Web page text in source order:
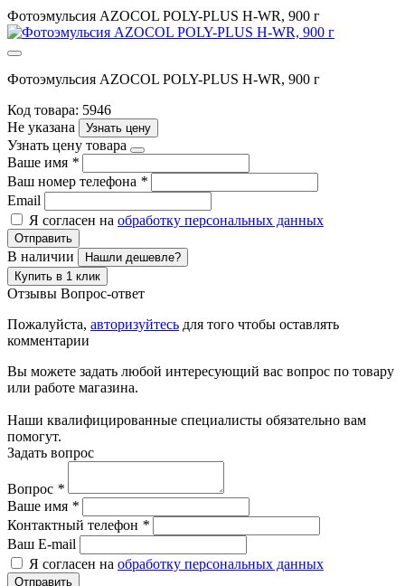
Фотоэмульсия AZOCOL POLY-PLUS H-WR, 900 г
Фотоэмульсия AZOCOL POLY-PLUS H-WR, 900 г
Код товара: 5946
Не указана
Узнать цену
Узнать цену товара
Ваше имя *
Ваш номер телефона *
Email
Я согласен на обработку персональных данных
Отправить
В наличии
Нашли дешевле?
Купить в 1 клик
Отзывы Вопрос-ответ
Пожалуйста, авторизуйтесь для того чтобы оставлять
комментарии
Вы можете задать любой интересующий вас вопрос по товару
или работе магазина.
Наши квалифицированные специалисты обязательно вам
помогут.
Задать вопрос
Вопрос *
Ваше имя *
Контактный телефон *
Ваш E-mail
Я согласен на обработку персональных данных
Отправить